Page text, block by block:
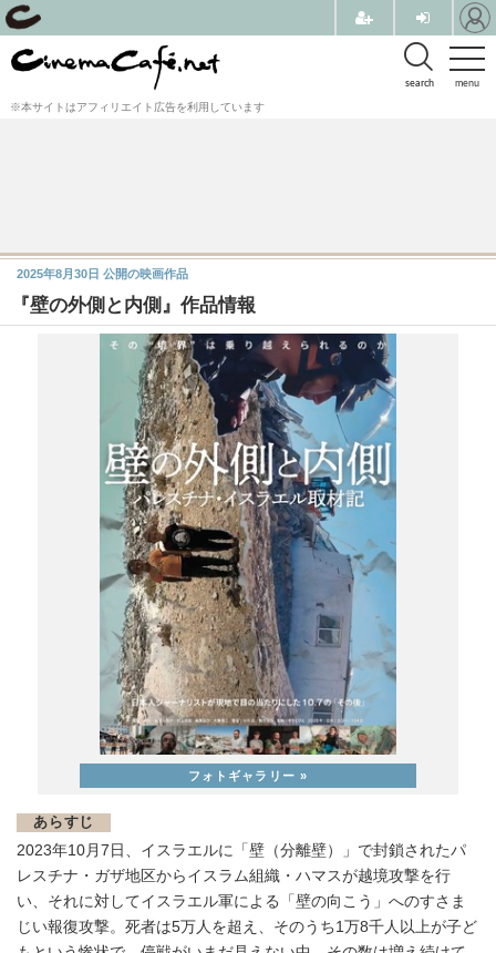
menu
search
※本サイトはアフィリエイト広告を利用しています
『壁の外側と内側』作品情報
2025年8月30日 公開の映画作品
あらすじ
2023年10月7日、イスラエルに「壁（分離壁）」で封鎖されたパ
レスチナ・ガザ地区からイスラム組織・ハマスが越境攻撃を行
い、それに対してイスラエル軍による「壁の向こう」へのすさま
じい報復攻撃。死者は5万人を超え、そのうち1万8千人以上が子ど